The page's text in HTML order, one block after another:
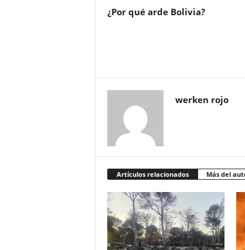
¿Por qué arde Bolivia?
werken rojo
Artículos relacionados Más del